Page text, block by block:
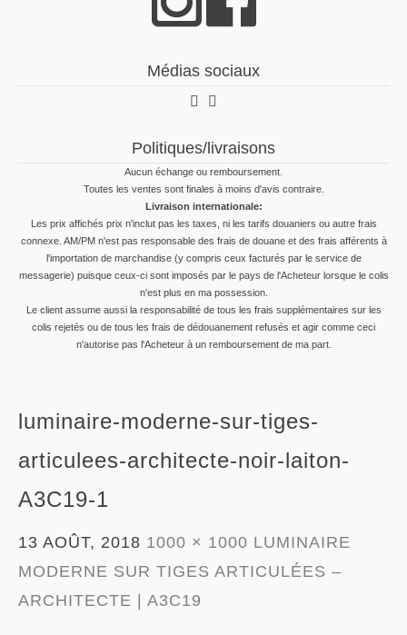
Médias sociaux
Politiques/livraisons
Aucun échange ou remboursement.
Toutes les ventes sont finales à moins d'avis contraire.
Livraison internationale:
Les prix affichés prix n'inclut pas les taxes, ni les tarifs douaniers ou autre frais
connexe. AM/PM n'est pas responsable des frais de douane et des frais afférents à
l'importation de marchandise (y compris ceux facturés par le service de
messagerie) puisque ceux-ci sont imposés par le pays de l'Acheteur lorsque le colis
n'est plus en ma possession.
Le client assume aussi la responsabilité de tous les frais supplémentaires sur les
colis rejetés ou de tous les frais de dédouanement refusés et agir comme ceci
n'autorise pas l'Acheteur à un remboursement de ma part.
luminaire-moderne-sur-tiges-
articulees-architecte-noir-laiton-
A3C19-1
13 AOÛT, 2018 1000 × 1000 LUMINAIRE
MODERNE SUR TIGES ARTICULÉES –
ARCHITECTE | A3C19